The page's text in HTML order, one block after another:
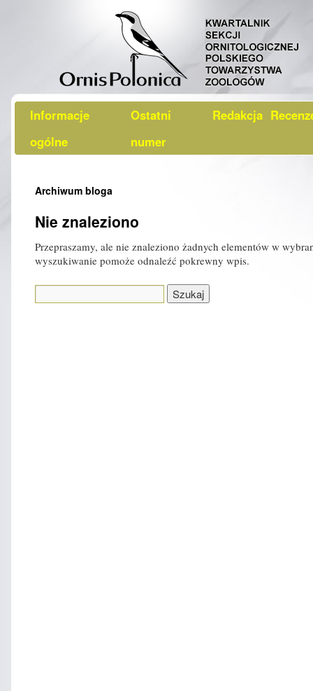
Informacje
ogólne
Ostatni
numer
Redakcja
Archiwum bloga
Nie znaleziono
Przepraszamy, ale nie znaleziono żadnych elementów w
wyszukiwanie pomoże odnaleźć pokrewny wpis.